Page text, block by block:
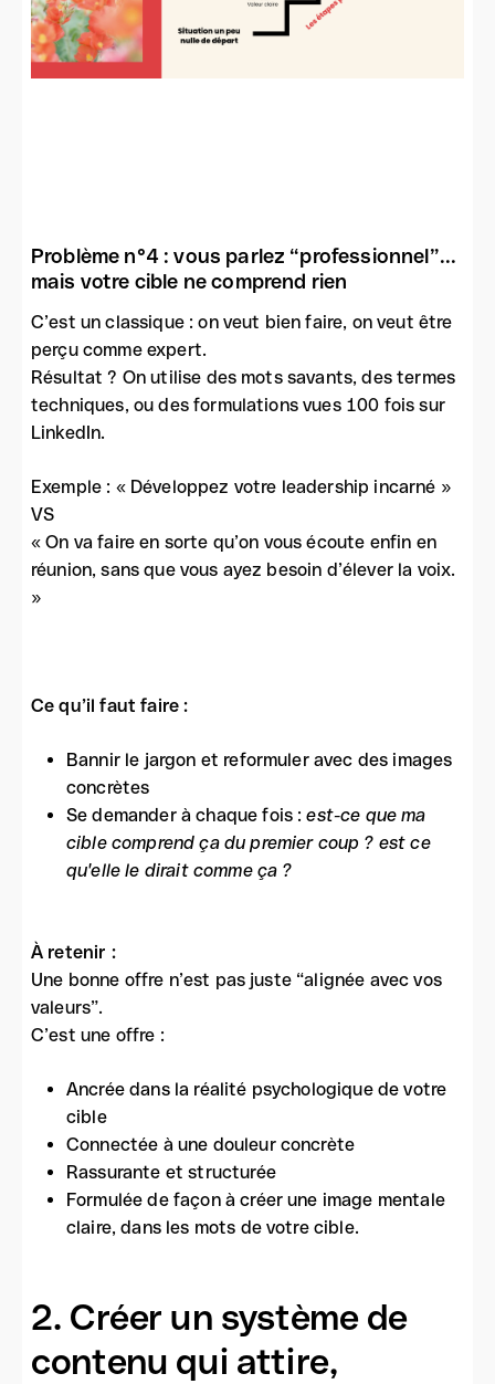
Problème n°4 : vous parlez “professionnel”...
mais votre cible ne comprend rien
C’est un classique : on veut bien faire, on veut être
perçu comme expert.
Résultat ? On utilise des mots savants, des termes
techniques, ou des formulations vues 100 fois sur
LinkedIn.
Exemple : « Développez votre leadership incarné »
VS
« On va faire en sorte qu’on vous écoute enfin en
réunion, sans que vous ayez besoin d’élever la voix.
»
Ce qu’il faut faire :
Bannir le jargon et reformuler avec des images
concrètes
Se demander à chaque fois :est-ce que ma
cible comprend ça du premier coup ? est ce
qu'elle le dirait comme ça ?
À retenir :
Une bonne offre n’est pas juste “alignée avec vos
valeurs”.
C’est une offre :
Ancrée dans la réalité psychologique de votre
cible
Connectée à une douleur concrète
Rassurante et structurée
Formulée de façon à créer une image mentale
claire, dans les mots de votre cible.
2. Créer un système de
contenu qui attire,